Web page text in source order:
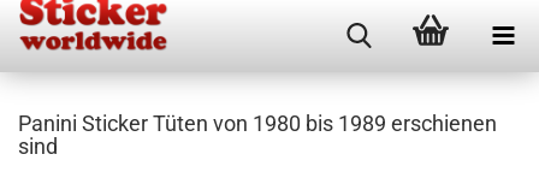
Panini Sticker Tüten von 1980 bis 1989 erschienen
sind